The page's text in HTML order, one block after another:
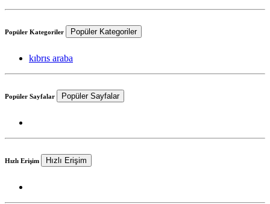
Popüler Kategoriler Popüler Kategoriler
kıbrıs araba
Popüler Sayfalar Popüler Sayfalar
Hızlı Erişim Hızlı Erişim